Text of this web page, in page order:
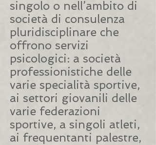
singolo o nell’ambito di
società di consulenza
pluridisciplinare che
offrono servizi
psicologici: a società
professionistiche delle
varie specialità sportive,
ai settori giovanili delle
varie federazioni
sportive, a singoli atleti,
ai frequentanti palestre,